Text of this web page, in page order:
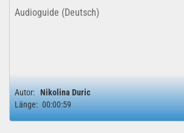
Audioguide (Deutsch)
Autor: Nikolina Duric
Länge: 00:00:59